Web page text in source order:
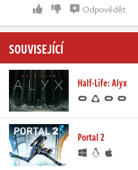
Odpovědět
SOUVISEJÍCÍ
Half-Life: Alyx
Portal 2